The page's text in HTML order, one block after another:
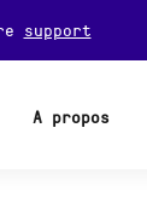
support
A propos